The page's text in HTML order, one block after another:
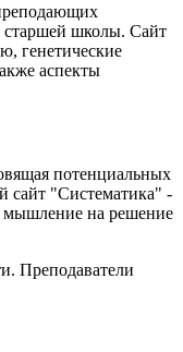
старшей школы. Сайт
генетические
аспекты
потенциальных
сайт "Систематика" -
мышление на решение
Преподаватели